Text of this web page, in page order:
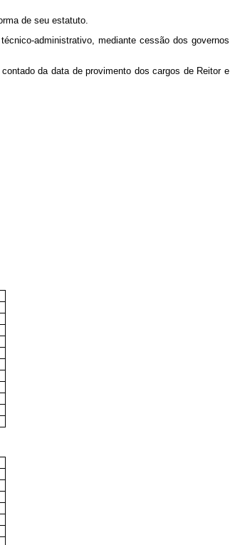
de seu estatuto.
administrativo, mediante cessão dos governos
da data de provimento dos cargos de Reitor e